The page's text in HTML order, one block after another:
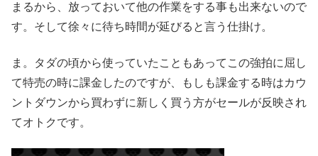
まるから、放っておいて他の作業をする事も出来ないので
す。そして徐々に待ち時間が延びると言う仕掛け。
ま。タダの頃から使っていたこともあってこの強拍に屈し
て特売の時に課金したのですが、もしも課金する時はカウ
ントダウンから買わずに新しく買う方がセールが反映され
てオトクです。